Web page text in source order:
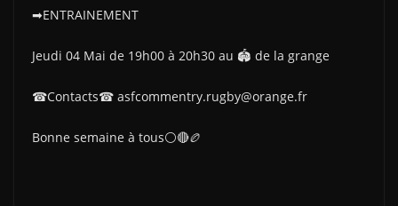
➡ENTRAINEMENT
Jeudi 04 Mai de 19h00 à 20h30 au 🏟 de la grange
☎Contacts☎ asfcommentry.rugby@orange.fr
Bonne semaine à tous⚪🔴🏉